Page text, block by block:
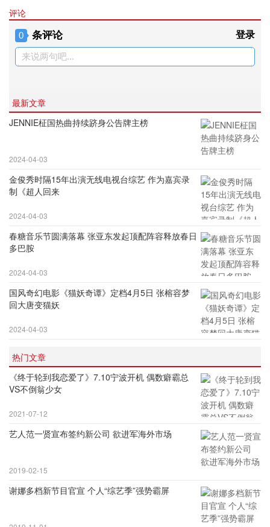
评论
0 条评论 登录
来说两句吧...
最新文章
JENNIE柾国热曲持续跻身公告牌主榜
2024-04-03
金俊秀时隔15年出演无线电视台综艺 作为嘉宾录
制《超人回来
2024-04-03
春糖音乐节圆满落幕 张亚东发起顶配阵容释放春日
多巴胺
2024-04-03
国风奇幻电影《猫妖奇谭》定档4月5日 张榕容梦
回大唐变猫妖
2024-04-03
热门文章
《终于轮到我恋爱了》7.10宁波开机 偶数癖霸总
VS不倒翁少女
2021-07-12
艺人范一贤宣布签约新公司 欲进军海外市场
2019-02-15
谢娜多档新节目官宣 个人“综艺季”强势霸屏